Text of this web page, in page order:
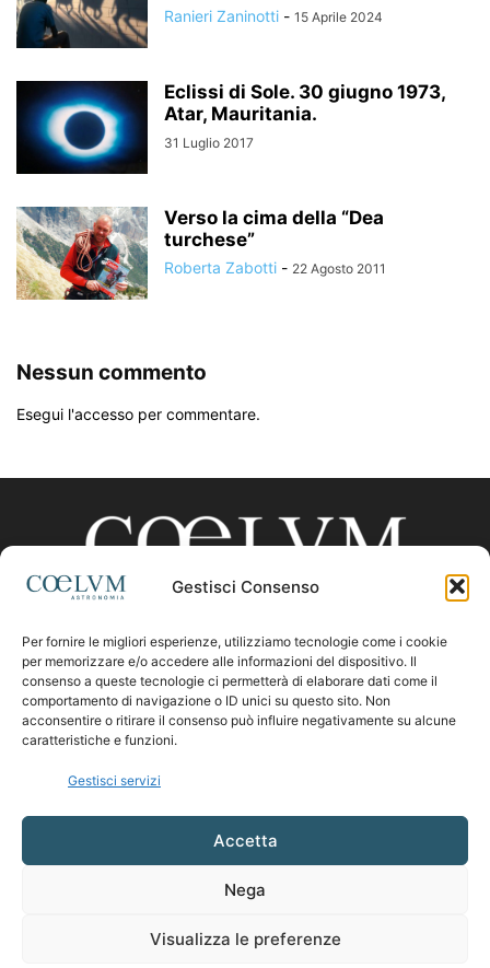
Gestisci Consenso
Per fornire le migliori esperienze, utilizziamo tecnologie come i cookie
per memorizzare e/o accedere alle informazioni del dispositivo. Il
consenso a queste tecnologie ci permetterà di elaborare dati come il
comportamento di navigazione o ID unici su questo sito. Non
acconsentire o ritirare il consenso può influire negativamente su alcune
caratteristiche e funzioni.
Gestisci servizi
Accetta
Nega
Visualizza le preferenze
Ranieri Zaninotti - 15 Aprile 2024
Eclissi di Sole. 30 giugno 1973,
Atar, Mauritania.
31 Luglio 2017
Verso la cima della “Dea
turchese”
Roberta Zabotti - 22 Agosto 2011
Nessun commento
Esegui l'accesso per commentare.
CHI SIAMO
Contattaci:coelumastro@coelum.com